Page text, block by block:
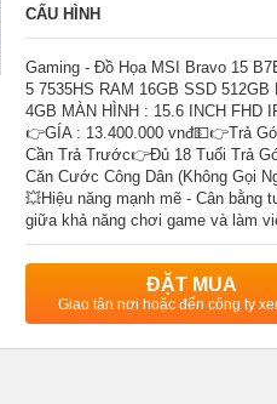
CẤU HÌNH
Gaming - Đồ Họa MSI Bravo 15
5 7535HS RAM 16GB SSD 512GB
4GB MÀN HÌNH : 15.6 INCH FHD
👉GÍA : 13.400.000 vnđ💵👉Trả
Cần Trả Trước👉Đủ 18 Tuổi Trả
Căn Cước Công Dân (Không Gọi
💥Hiệu năng mạnh mẽ - Cân bằng
giữa khả năng chơi game và làm
ĐẶT MUA
Giao tận nơi hoặc đến công ty